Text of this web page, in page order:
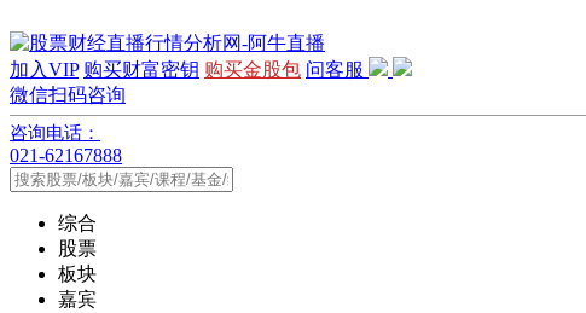
加入VIP 购买财富密钥 购买金股包 问客服
微信扫码咨询
咨询电话：
021-62167888
综合
股票
板块
嘉宾